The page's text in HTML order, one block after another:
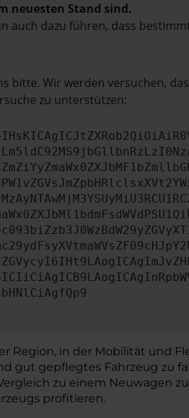
neuesten Stand sind.
auch dazu führen, dass
bitte. Wir werden versuchen,
zu unterstützen:
Region, in der Mobilität und
gut gepflegtes Fahrzeug zu
zu einem Neuwagen
profitieren.